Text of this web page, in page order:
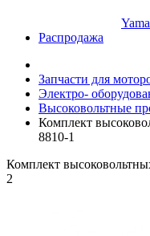
Распродажа
Запчасти для
Электро-
Высоковольтные
Комплект
8810-1
Комплект
2